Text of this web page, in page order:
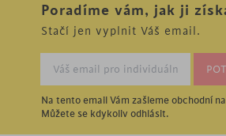
Poradíme vám, jak ji
Stačí jen vyplnit Váš email.
Na tento email Vám zašleme obchodní
Můžete se kdykoliv odhlásit.